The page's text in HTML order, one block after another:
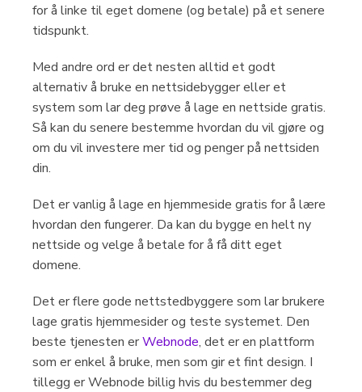
for å linke til eget domene (og betale) på et senere
tidspunkt.
Med andre ord er det nesten alltid et godt
alternativ å bruke en nettsidebygger eller et
system som lar deg prøve å lage en nettside gratis.
Så kan du senere bestemme hvordan du vil gjøre og
om du vil investere mer tid og penger på nettsiden
din.
Det er vanlig å lage en hjemmeside gratis for å lære
hvordan den fungerer. Da kan du bygge en helt ny
nettside og velge å betale for å få ditt eget
domene.
Det er flere gode nettstedbyggere som lar brukere
lage gratis hjemmesider og teste systemet. Den
beste tjenesten erWebnode, det er en plattform
som er enkel å bruke, men som gir et fint design. I
tillegg er Webnode billig hvis du bestemmer deg